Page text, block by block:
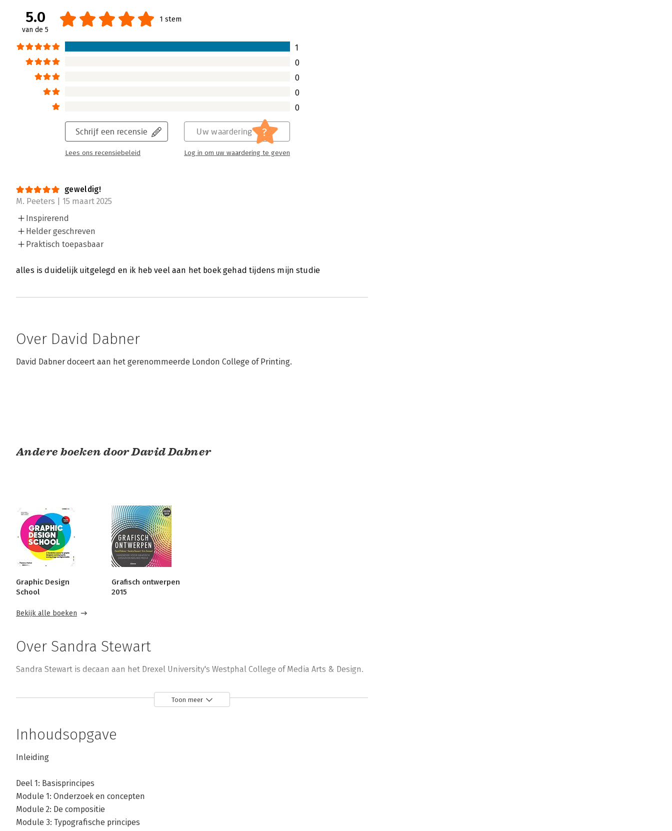
5.0
van de 5
1 stem
1
0
0
0
0
Schrijf een recensie
Lees ons recensiebeleid
Uw waardering ?
Log in om uw waardering te geven
geweldig!
M. Peeters | 15 maart 2025
Inspirerend
Helder geschreven
Praktisch toepasbaar
alles is duidelijk uitgelegd en ik heb veel aan het boek gehad tijdens mijn studie
Over David Dabner
David Dabner doceert aan het gerenommeerde London College of Printing.
Andere boeken door David Dabner
Graphic Design
School
Grafisch ontwerpen
2015
Bekijk alle boeken
Over Sandra Stewart
Sandra Stewart is decaan aan het Drexel University's Westphal College of Media Arts & Design.
Andere boeken door Sandra Stewart
Bekijk alle boeken
Toon meer
Inhoudsopgave
Inleiding
Deel 1: Basisprincipes
Module 1: Onderzoek en concepten
Module 2: De compositie
Module 3: Typografische principes